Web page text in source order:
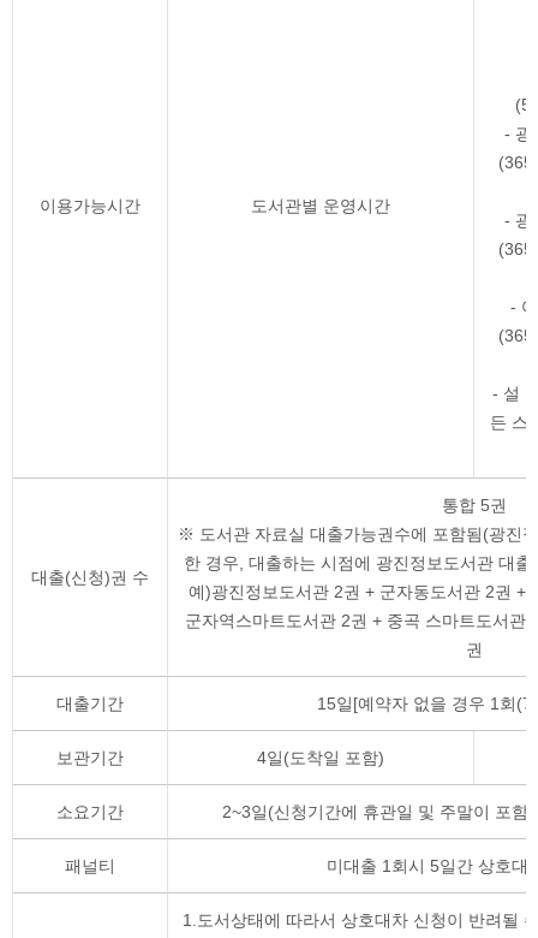
이용가능시간 도서관별 운영시간
- 광
(365
- 광
(365
-
(365
- 설
든 스
대출(신청)권 수
통합 5권
※ 도서관 자료실 대출가능권수에 포함됨(광진
한 경우, 대출하는 시점에 광진정보도서관 대
예)광진정보도서관 2권 + 군자동도서관 2권 +
군자역스마트도서관 2권 + 중곡 스마트도서관
권
대출기간 15일[예약자 없을 경우 1회(7
보관기간 4일(도착일 포함)
소요기간 2~3일(신청기간에 휴관일 및 주말이 포함
패널티 미대출 1회시 5일간 상호대
1.도서상태에 따라서 상호대차 신청이 반려될